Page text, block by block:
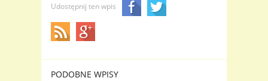
Udostępnij ten wpis
PODOBNE WPISY